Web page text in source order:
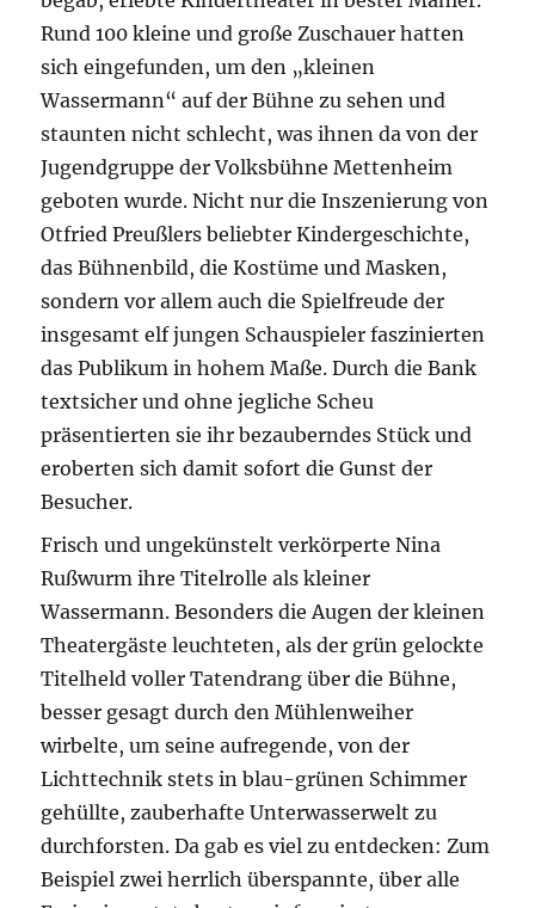
Rund 100 kleine und große Zuschauer hatten
sich eingefunden, um den „kleinen
Wassermann“ auf der Bühne zu sehen und
staunten nicht schlecht, was ihnen da von der
Jugendgruppe der Volksbühne Mettenheim
geboten wurde. Nicht nur die Inszenierung von
Otfried Preußlers beliebter Kindergeschichte,
das Bühnenbild, die Kostüme und Masken,
sondern vor allem auch die Spielfreude der
insgesamt elf jungen Schauspieler faszinierten
das Publikum in hohem Maße. Durch die Bank
textsicher und ohne jegliche Scheu
präsentierten sie ihr bezauberndes Stück und
eroberten sich damit sofort die Gunst der
Besucher.
Frisch und ungekünstelt verkörperte Nina
Rußwurm ihre Titelrolle als kleiner
Wassermann. Besonders die Augen der kleinen
Theatergäste leuchteten, als der grün gelockte
Titelheld voller Tatendrang über die Bühne,
besser gesagt durch den Mühlenweiher
wirbelte, um seine aufregende, von der
Lichttechnik stets in blau-grünen Schimmer
gehüllte, zauberhafte Unterwasserwelt zu
durchforsten. Da gab es viel zu entdecken: Zum
Beispiel zwei herrlich überspannte, über alle